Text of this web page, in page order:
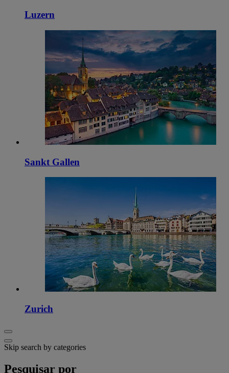
Luzern
Sankt Gallen
Zurich
Skip search by categories
Pesquisar por